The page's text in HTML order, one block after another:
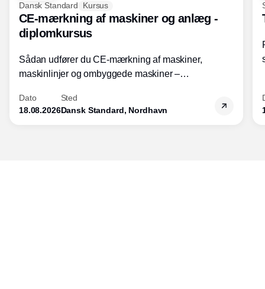
Dansk Standard Kursus
CE-mærkning af maskiner og anlæg -
diplomkursus
Sådan udfører du CE-mærkning af maskiner,
maskinlinjer og ombyggede maskiner –
Dato
18.08.2026
Sted
Dansk Standard, Nordhavn